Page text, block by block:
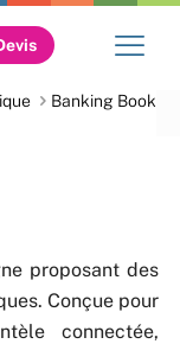
Banking Book
proposant des
Conçue pour
connectée,